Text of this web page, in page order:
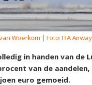
Woerkom | Foto: ITA
in handen van de
van de
euro gemoeid.